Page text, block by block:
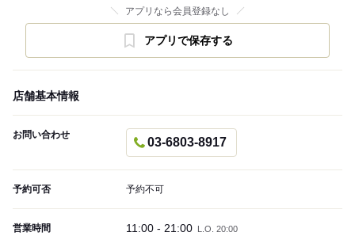
アプリなら会員登録なし
アプリで保存する
店舗基本情報
お問い合わせ
03-6803-8917
予約可否 予約不可
営業時間 11:00 - 21:00 L.O. 20:00